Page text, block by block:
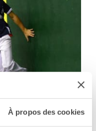
À propos des cookies